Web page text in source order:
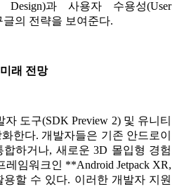
Design)과 사용자 수용성(User
글의 전략을 보여준다.
래 전망
도구(SDK Preview 2) 및 유니티
한다. 개발자들은 기존 안드로이
하거나, 새로운 3D 몰입형 경험
임워크인 **Android Jetpack XR,
할 수 있다. 이러한 개발자 지원